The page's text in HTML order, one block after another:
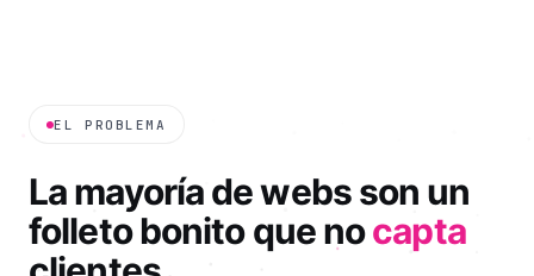
EL PROBLEMA
La mayoría de webs son un
folleto bonito que nocapta